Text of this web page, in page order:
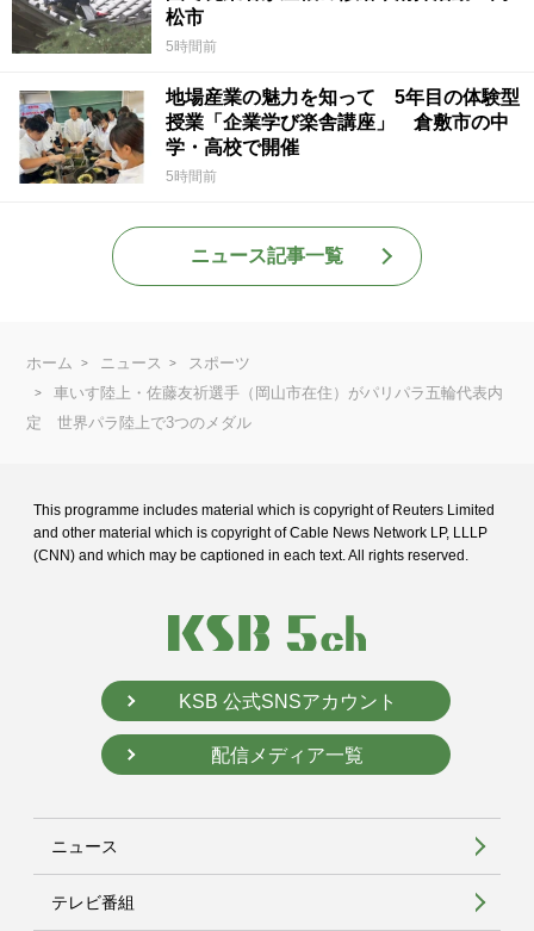
松市
5時間前
地場産業の魅力を知って 5年目の体験型
授業「企業学び楽舎講座」 倉敷市の中
学・高校で開催
5時間前
ニュース記事一覧
ホーム ニュース
スポーツ
車いす陸上・佐藤友祈選手（岡山市在住）がパリパラ五輪代表内
定 世界パラ陸上で3つのメダル
This programme includes material which is copyright of Reuters Limited
and other material which is copyright of Cable News Network LP, LLLP
(CNN) and which may be captioned in each text. All rights reserved.
KSB 公式SNSアカウント
配信メディア一覧
ニュース
テレビ番組